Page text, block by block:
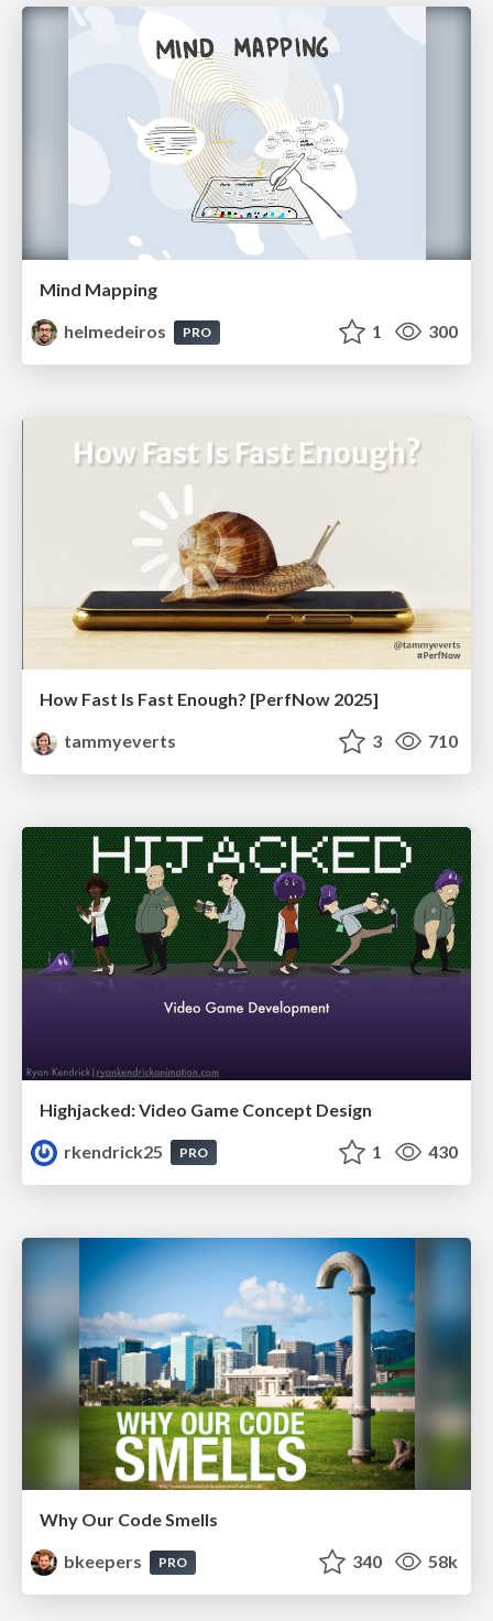
Mind Mapping
helmedeiros
PRO 1 300
How Fast Is Fast Enough? [PerfNow 2025]
tammyeverts
3 710
Highjacked: Video Game Concept Design
rkendrick25
PRO 1 430
Why Our Code Smells
bkeepers
PRO 340 58k